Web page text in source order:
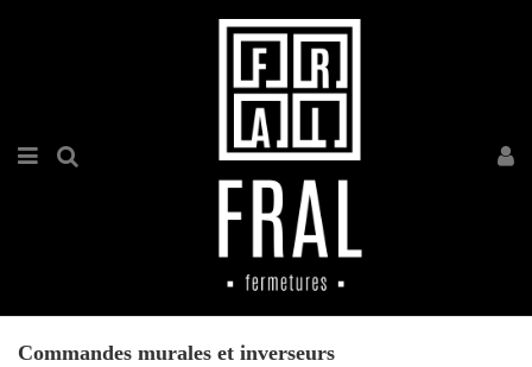
Commandes murales et inverseurs